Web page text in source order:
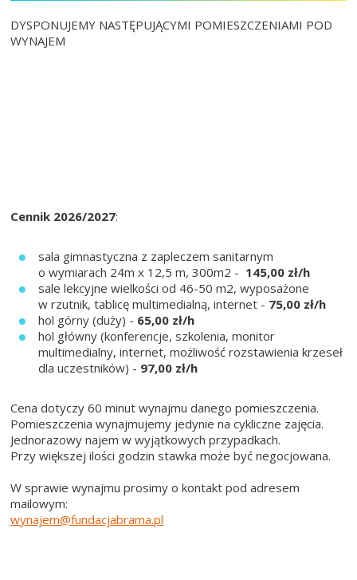
DYSPONUJEMY NASTĘPUJĄCYMI POMIESZCZENIAMI POD
WYNAJEM
Cennik 2026/2027:
sala gimnastyczna z zapleczem sanitarnym
o wymiarach 24m x 12,5 m, 300m2 - 145,00 zł/h
sale lekcyjne wielkości od 46-50 m2, wyposażone
w rzutnik, tablicę multimedialną, internet - 75,00 zł/h
hol górny (duży) - 65,00 zł/h
hol główny (konferencje, szkolenia, monitor
multimedialny, internet, możliwość rozstawienia krzeseł
dla uczestników) - 97,00 zł/h
Cena dotyczy 60 minut wynajmu danego pomieszczenia.
Pomieszczenia wynajmujemy jedynie na cykliczne zajęcia.
Jednorazowy najem w wyjątkowych przypadkach.
Przy większej ilości godzin stawka może być negocjowana.
W sprawie wynajmu prosimy o kontakt pod adresem
mailowym:
wynajem@fundacjabrama.pl